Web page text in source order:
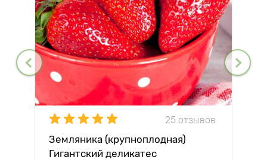
25 отзывов
Земляника (крупноплодная)
Гигантский деликатес